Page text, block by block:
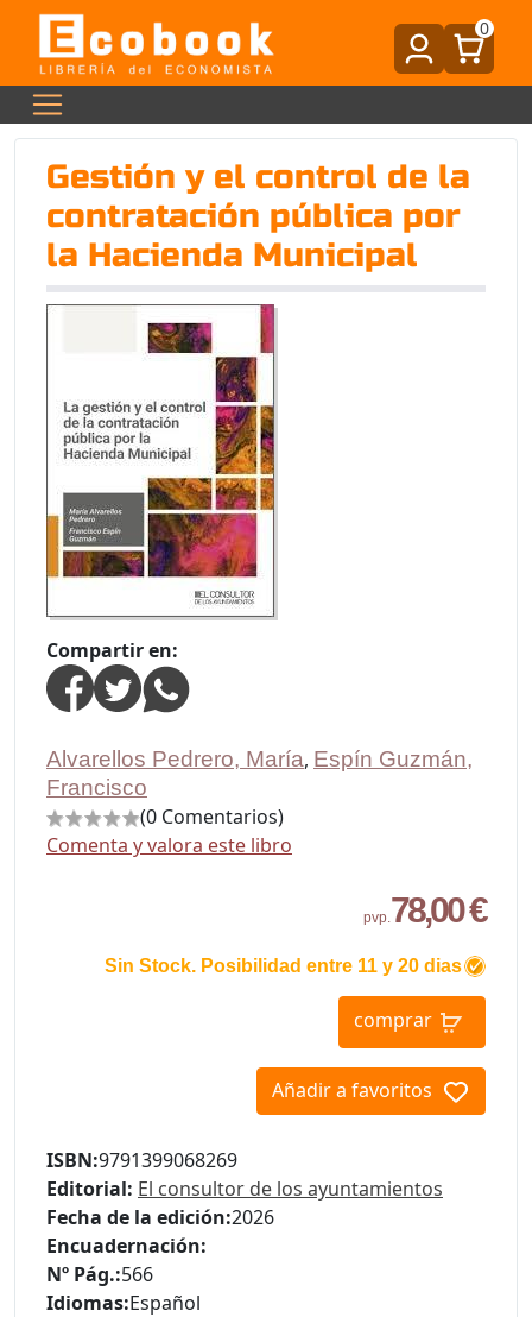
0
Gestión y el control de la
contratación pública por
la Hacienda Municipal
Compartir en:
Alvarellos Pedrero, María, Espín Guzmán,
Francisco
(0 Comentarios)
Comenta y valora este libro
pvp.78,00 €
Sin Stock. Posibilidad entre 11 y 20 dias
comprar
Añadir a favoritos
ISBN:9791399068269
Editorial: El consultor de los ayuntamientos
Fecha de la edición:2026
Encuadernación:
Nº Pág.:566
Idiomas:Español